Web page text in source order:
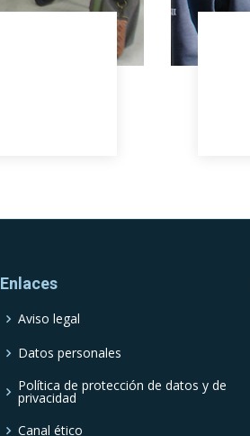
Enlaces
Aviso legal
Datos personales
Política de protección de datos y de
privacidad
Canal ético